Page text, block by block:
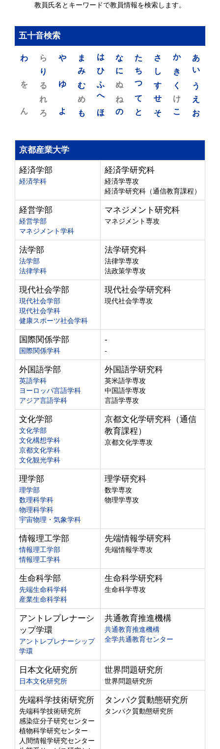
教員氏名とキーワードで教員情報を検索します。
五十音検索
あ
い
う
え
お
か
き
く
け
こ
さ
し
す
せ
そ
た
ち
つ
て
と
な
に
ぬ
ね
の
は
ひ
ふ
へ
ほ
ま
み
む
め
も
や
ゆ
よ
ら
り
る
れ
ろ
わ
を
ん
京都産業大学
経済学部
経済学科
経済学研究科
経済学専攻
経済学研究科（通信教育課程）
経営学部
経営学部
マネジメント学科
マネジメント研究科
マネジメント専攻
法学部
法学部
法律学科
法学研究科
法律学専攻
法政策学専攻
現代社会学部
現代社会学部
現代社会学科
健康スポーツ社会学科
現代社会学研究科
現代社会学専攻
国際関係学部
国際関係学科
-
-
外国語学部
英語学科
ヨーロッパ言語学科
アジア言語学科
外国語学研究科
英米語学専攻
中国語学専攻
言語学専攻
文化学部
文化学部
文化構想学科
京都文化学科
文化観光学科
京都文化学研究科（通信
教育課程）
京都文化学専攻
理学部
理学部
数理科学科
物理科学科
宇宙物理・気象学科
理学研究科
数学専攻
物理学専攻
情報理工学部
情報理工学部
情報理工学科
先端情報学研究科
先端情報学専攻
生命科学部
先端生命科学科
産業生命科学科
生命科学研究科
生命科学専攻
アントレプレナーシ
ップ学環
アントレプレナーシップ
学環
共通教育推進機構
共通教育推進機構
全学共通教育センター
日本文化研究所
日本文化研究所
世界問題研究所
世界問題研究所
先端科学技術研究所
先端科学技術研究所
感染症分子研究センター
植物科学研究センター
人間情報学研究センター
タンパク質動態研究所
タンパク質動態研究所